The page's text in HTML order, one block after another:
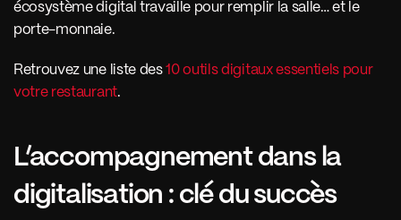
écosystème digital travaille pour remplir la salle… et le
porte-monnaie.
Retrouvez une liste des 10 outils digitaux essentiels pour
votre restaurant.
L’accompagnement dans la
digitalisation : clé du succès